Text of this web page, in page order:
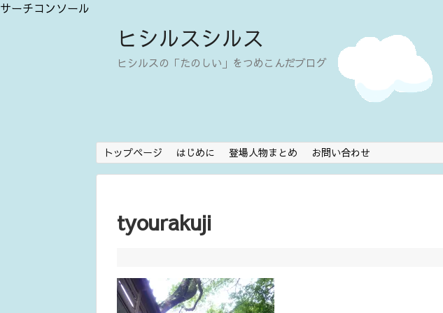
サーチコンソール
ヒシルスシルス
ヒシルスの「たのしい」をつめこんだブログ
トップページ はじめに 登場人物まとめ お問い合わせ
tyourakuji